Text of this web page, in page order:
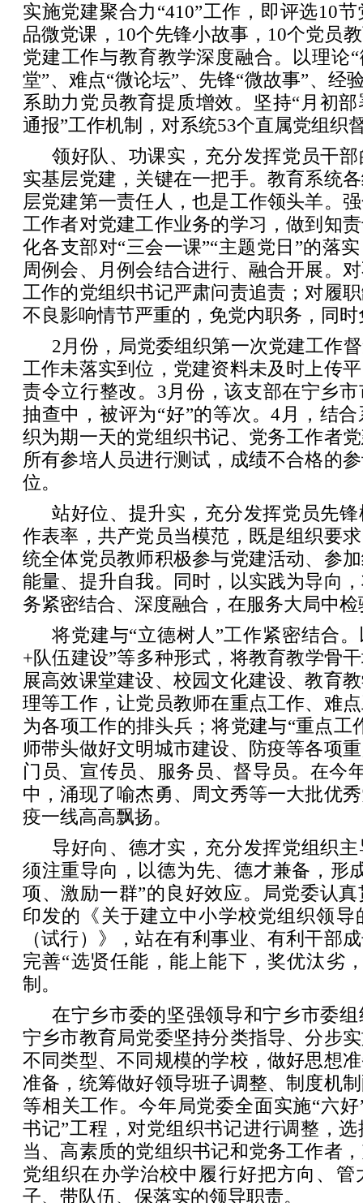
实施党建聚合力“410”工作，即评选10
品微党课，10个先锋小故事，10个党员
党建工作与教育教学深度融合。以理论
堂”、难点“微论坛”、先锋“微故事”、经
系助力党员教育提质增效。坚持“月初
通报”工作机制，对系统53个直属党组织
领好队、功课实，充分发挥党员干
实基层党建，关键在一把手。教育系统
层党建第一责任人，也是工作领头羊。
工作者对党建工作业务的学习，做到知
化各支部对“三会一课”“主题党日”的落
周例会、月例会结合进行、融合开展。
工作的党组织书记严肃问责追责；对履
不良影响情节严重的，免党内职务，同
2月份，局党委组织第一次党建工作
工作未落实到位，党建资料未及时上传
责令立行整改。3月份，该支部在宁乡
抽查中，被评为“好”的等次。4月，结
织为期一天的党组织书记、党务工作者
所有参培人员进行测试，成绩不合格的
位。
站好位、提升实，充分发挥党员先
作表率，共产党员当模范，既是组织要
统全体党员教师积极参与党建活动、参
能量、提升自我。同时，以实践为导向
务紧密结合、深度融合，在服务大局中
将党建与“立德树人”工作紧密结合
+队伍建设”等多种形式，将教育教学骨
展高效课堂建设、校园文化建设、教育
理等工作，让党员教师在重点工作、难
为各项工作的排头兵；将党建与“重点工
师带头做好文明城市建设、防疫等各项
门员、宣传员、服务员、督导员。在今
中，涌现了喻杰勇、周文秀等一大批优
疫一线高高飘扬。
导好向、德才实，充分发挥党组织
须注重导向，以德为先、德才兼备，形
项、激励一群”的良好效应。局党委认
印发的《关于建立中小学校党组织领导
（试行）》，站在有利事业、有利干部
完善“选贤任能，能上能下，奖优汰劣
制。
在宁乡市委的坚强领导和宁乡市委
宁乡市教育局党委坚持分类指导、分步
不同类型、不同规模的学校，做好思想
准备，统筹做好领导班子调整、制度机
等相关工作。今年局党委全面实施“六
书记”工程，对党组织书记进行调整，
当、高素质的党组织书记和党务工作者
党组织在办学治校中履行好把方向、管
子、带队伍、保落实的领导职责。